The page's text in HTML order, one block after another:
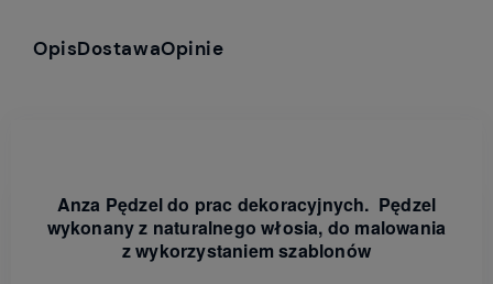
OpisDostawaOpinie
Anza Pędzel do prac dekoracyjnych. Pędzel
wykonany z naturalnego włosia, do malowania
z wykorzystaniem szablonów